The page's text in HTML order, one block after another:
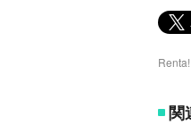
Renta!
関